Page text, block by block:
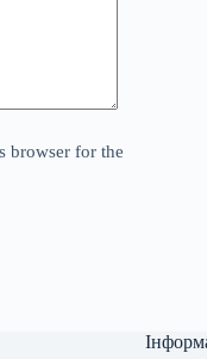
browser for the